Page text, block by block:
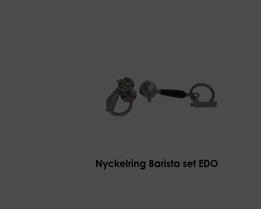
Nyckelring Barista set EDO